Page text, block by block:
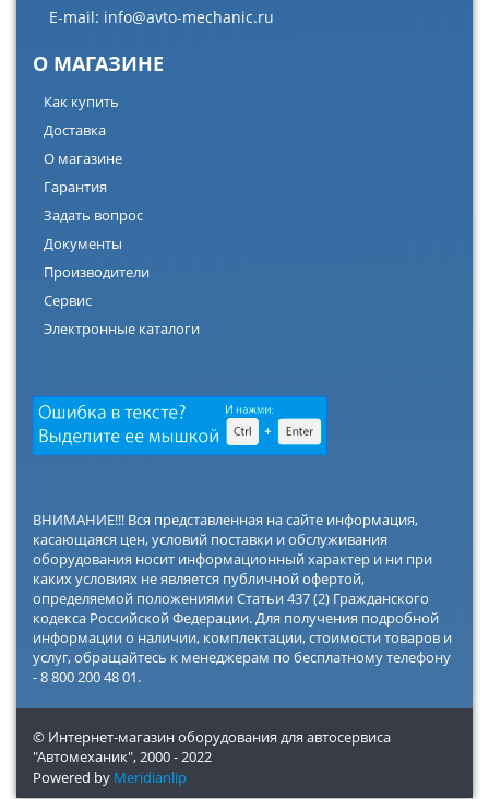
E-mail: info@avto-mechanic.ru
О МАГАЗИНЕ
Как купить
Доставка
О магазине
Гарантия
Задать вопрос
Документы
Производители
Сервис
Электронные каталоги
ВНИМАНИЕ!!! Вся представленная на сайте информация,
касающаяся цен, условий поставки и обслуживания
оборудования носит информационный характер и ни при
каких условиях не является публичной офертой,
определяемой положениями Статьи 437 (2) Гражданского
кодекса Российской Федерации. Для получения подробной
информации о наличии, комплектации, стоимости товаров и
услуг, обращайтесь к менеджерам по бесплатному телефону
- 8 800 200 48 01.
© Интернет-магазин оборудования для автосервиса
"Автомеханик",2000 - 2022
Powered by Meridianlip